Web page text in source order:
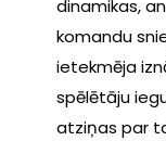
dinamikas,
komandu
ietekmēja
spēlētāju
atziņas par